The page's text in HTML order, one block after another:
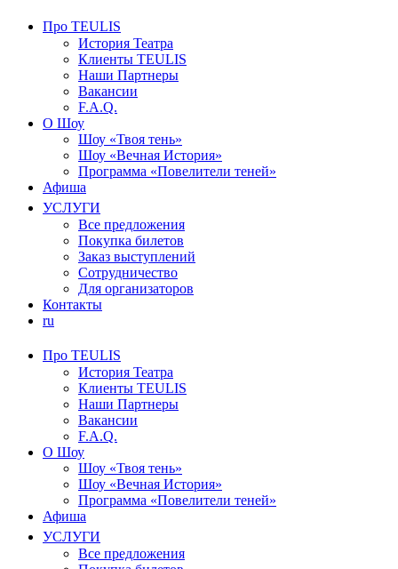
Про TEULIS
История Театра
Клиенты TEULIS
Наши Партнеры
Вакансии
F.A.Q.
О Шоу
Шоу «Твоя тень»
Шоу «Вечная История»
Программа «Повелители теней»
Афиша
УСЛУГИ
Все предложения
Покупка билетов
Заказ выступлений
Сотрудничество
Для организаторов
Контакты
ru
Про TEULIS
История Театра
Клиенты TEULIS
Наши Партнеры
Вакансии
F.A.Q.
О Шоу
Шоу «Твоя тень»
Шоу «Вечная История»
Программа «Повелители теней»
Афиша
УСЛУГИ
Все предложения